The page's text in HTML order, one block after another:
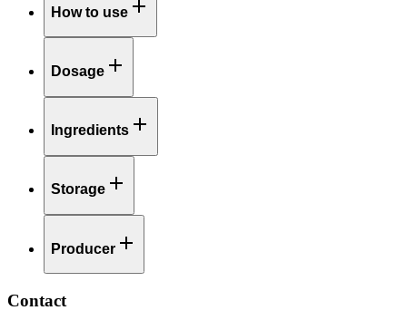
How to use
Dosage
Ingredients
Storage
Producer
Contact